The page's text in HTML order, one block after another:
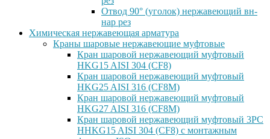
Отвод 90° (уголок) нержавеющий вн-
нар рез
Химическая нержавеющая арматура
Краны шаровые нержавеющие муфтовые
Кран шаровой нержавеющий муфтовый
HKG15 AISI 304 (CF8)
Кран шаровой нержавеющий муфтовый
HKG25 AISI 316 (CF8M)
Кран шаровой нержавеющий муфтовый
HKG27 AISI 316 (CF8M)
Кран шаровой нержавеющий муфтовый 3PC
HHKG15 AISI 304 (CF8) с монтажным